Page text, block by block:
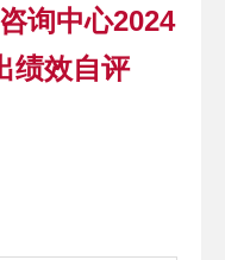
询中心2024
绩效自评